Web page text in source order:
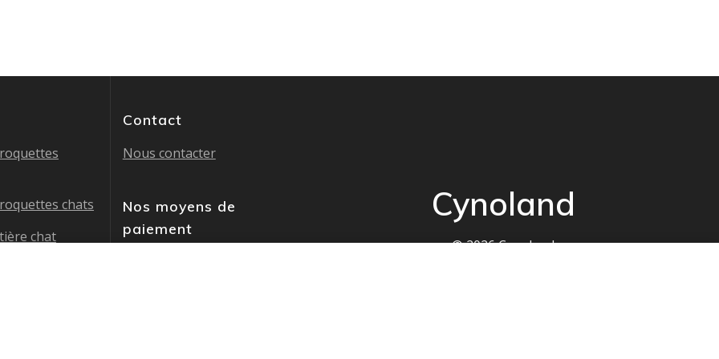
chats
chat
Contact
Nous contacter
Nos moyens de
paiement
Cynoland
© 2026 Cynoland